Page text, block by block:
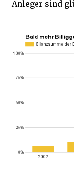
Anleger sind